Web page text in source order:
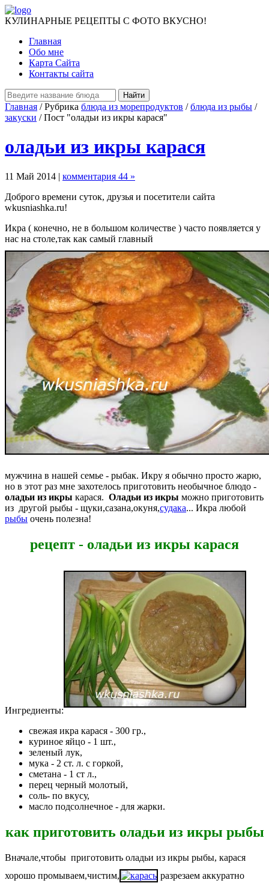
КУЛИНАРНЫЕ РЕЦЕПТЫ С ФОТО ВКУСНО!
Главная
Обо мне
Карта Сайта
Контакты сайта
Главная / Рубрика блюда из морепродуктов /блюда из рыбы /
закуски / Пост "оладьи из икры карася"
оладьи из икры карася
11 Май 2014 | комментария 44 »
Доброго времени суток, друзья и посетители сайта
wkusniashka.ru!
Икра ( конечно, не в большом количестве ) часто появляется у
нас на столе,так как самый главный
мужчина в нашей семье - рыбак. Икру я обычно просто жарю,
но в этот раз мне захотелось приготовить необычное блюдо -
оладьи из икры карася. Оладьи из икры можно приготовить
из другой рыбы - щуки,сазана,окуня,судака... Икра любой
рыбы очень полезна!
рецепт - оладьи из икры карася
Ингредиенты:
свежая икра карася - 300 гр.,
куриное яйцо - 1 шт.,
зеленый лук,
мука - 2 ст. л. с горкой,
сметана - 1 ст л.,
перец черный молотый,
соль- по вкусу,
масло подсолнечное - для жарки.
как приготовить оладьи из икры рыбы
Вначале,чтобы приготовить оладьи из икры рыбы, карася
хорошо промываем,чистим,
разрезаем аккуратно